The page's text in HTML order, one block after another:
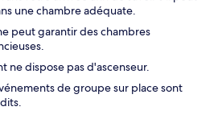
une chambre adéquate.
peut garantir des chambres
ne dispose pas d'ascenseur.
de groupe sur place sont